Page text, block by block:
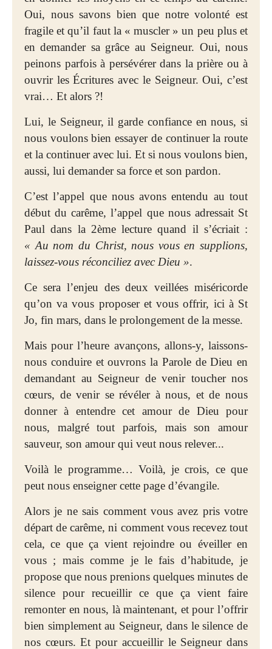
Oui, nous savons bien que notre volonté est
fragile et qu’il faut la « muscler » un peu plus et
en demander sa grâce au Seigneur. Oui, nous
peinons parfois à persévérer dans la prière ou à
ouvrir les Écritures avec le Seigneur. Oui, c’est
vrai… Et alors ?!
Lui, le Seigneur, il garde confiance en nous, si
nous voulons bien essayer de continuer la route
et la continuer avec lui. Et si nous voulons bien,
aussi, lui demander sa force et son pardon.
C’est l’appel que nous avons entendu au tout
début du carême, l’appel que nous adressait St
Paul dans la 2ème lecture quand il s’écriait :
« Au nom du Christ, nous vous en supplions,
laissez-vous réconciliez avec Dieu ».
Ce sera l’enjeu des deux veillées miséricorde
qu’on va vous proposer et vous offrir, ici à St
Jo, fin mars, dans le prolongement de la messe.
Mais pour l’heure avançons, allons-y, laissons-
nous conduire et ouvrons la Parole de Dieu en
demandant au Seigneur de venir toucher nos
cœurs, de venir se révéler à nous, et de nous
donner à entendre cet amour de Dieu pour
nous, malgré tout parfois, mais son amour
sauveur, son amour qui veut nous relever...
Voilà le programme… Voilà, je crois, ce que
peut nous enseigner cette page d’évangile.
Alors je ne sais comment vous avez pris votre
départ de carême, ni comment vous recevez tout
cela, ce que ça vient rejoindre ou éveiller en
vous ; mais comme je le fais d’habitude, je
propose que nous prenions quelques minutes de
silence pour recueillir ce que ça vient faire
remonter en nous, là maintenant, et pour l’offrir
bien simplement au Seigneur, dans le silence de
nos cœurs. Et pour accueillir le Seigneur dans